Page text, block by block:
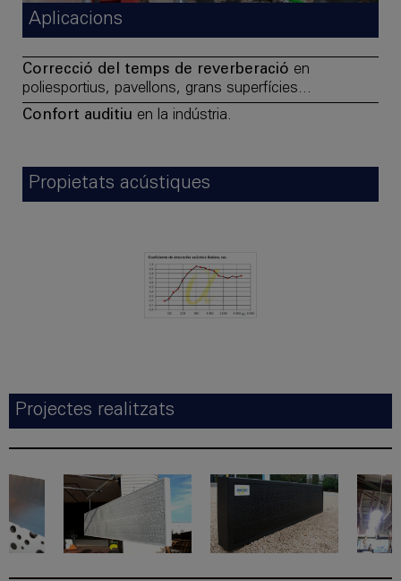
Aplicacions
Correcció del temps de reverberació en
poliesportius, pavellons, grans superfícies...
Confort auditiu en la indústria.
Propietats acústiques
Projectes realitzats